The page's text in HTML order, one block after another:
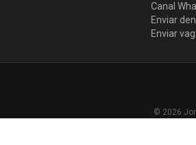
Canal
Enviar
Enviar
© 2026